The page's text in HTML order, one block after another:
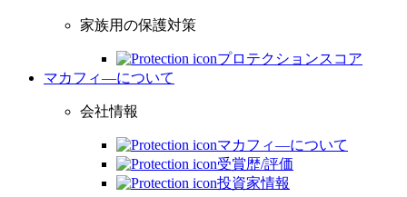
家族用の保護対策
プロテクションスコア
マカフィ―について
会社情報
マカフィ―について
受賞歴/評価
投資家情報